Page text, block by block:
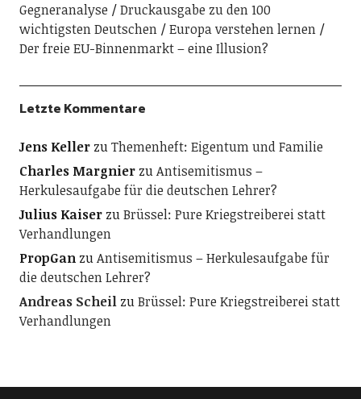
Gegneranalyse
Druckausgabe zu den 100
wichtigsten Deutschen
Europa verstehen lernen
Der freie EU-Binnenmarkt – eine Illusion?
Letzte Kommentare
Jens KellerzuThemenheft: Eigentum und Familie
Charles MargnierzuAntisemitismus –
Herkulesaufgabe für die deutschen Lehrer?
Julius KaiserzuBrüssel: Pure Kriegstreiberei statt
Verhandlungen
PropGanzuAntisemitismus – Herkulesaufgabe für
die deutschen Lehrer?
Andreas ScheilzuBrüssel: Pure Kriegstreiberei statt
Verhandlungen